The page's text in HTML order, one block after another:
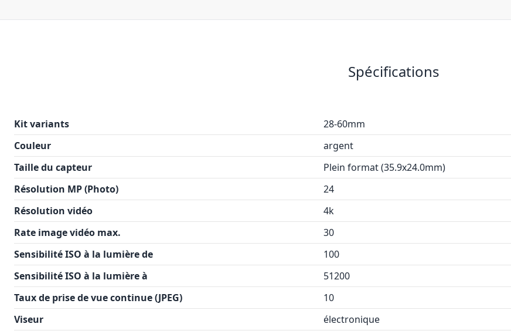
Spécifications
Kit variants
28-60mm
Couleur
argent
Taille du capteur
Plein format (35.9x24.0mm)
Résolution MP (Photo)
24
Résolution vidéo
4k
Rate image vidéo max.
30
Sensibilité ISO à la lumière de
100
Sensibilité ISO à la lumière à
51200
Taux de prise de vue continue (JPEG)
10
Viseur
électronique